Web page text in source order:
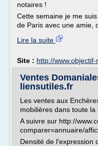
notaires !
Cette semaine je me
de Paris avec une amie,
Lire la suite
Site : http://
Ventes
liensutiles.fr
Les ventes aux
mobilières dans toute la
A suivre sur http://
comparer=annuaire/
Densité de l'expression